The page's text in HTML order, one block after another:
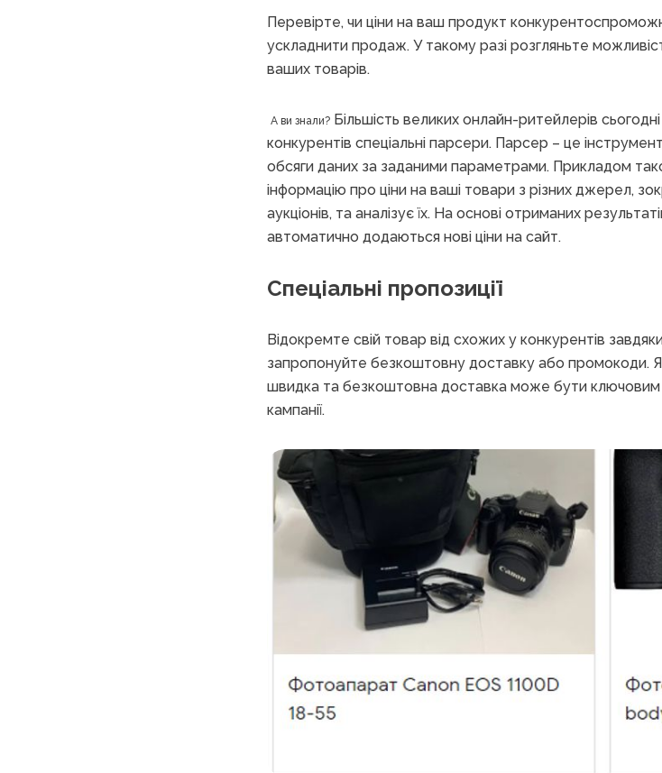
Перевірте, чи ціни на ваш продукт
ускладнити продаж. У такому разі розгляньте
ваших товарів.
А ви знали? Більшість великих онлайн-ритейлерів
конкурентів спеціальні парсери. Парсер – це
обсяги даних за заданими параметрами. Прикладом
інформацію про ціни на ваші товари з різних джерел,
аукціонів, та аналізує їх. На основі отриманих
автоматично додаються нові ціни на сайт.
Спеціальні пропозиції
Відокремте свій товар від схожих у конкурентів
запропонуйте безкоштовну доставку або промокоди.
швидка та безкоштовна доставка може бути ключовим
кампанії.